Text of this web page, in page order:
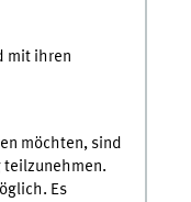
mit ihren
möchten, sind
teilzunehmen.
Es